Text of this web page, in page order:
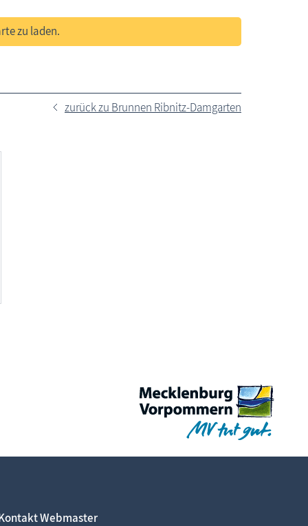
zu laden.
zurück zu Brunnen Ribnitz-Damgarten
Webmaster